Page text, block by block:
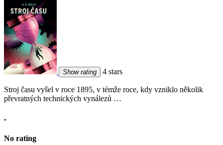
Show rating 4 stars
Stroj času vyšel v roce 1895, v témže roce, kdy vzniklo několik
převratných technických vynálezů …
.
No rating